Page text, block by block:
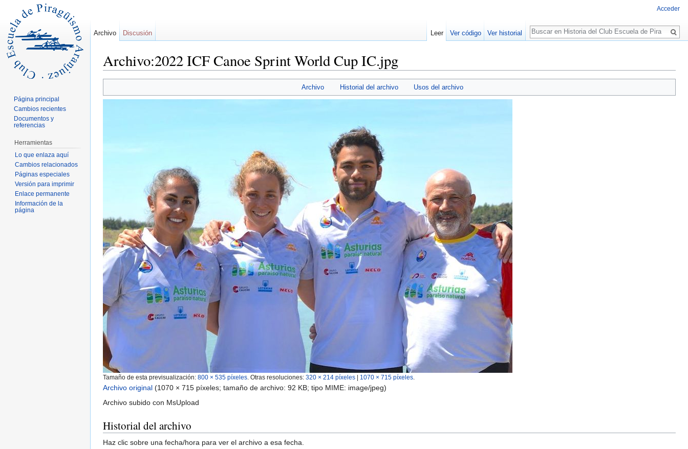
Archivo:2022 ICF Canoe Sprint World Cup IC.jpg
Archivo Historial del archivo Usos del archivo
Tamaño de esta previsualización: 800 × 535 píxeles Otras resoluciones: 320 × 214 píxeles 1070 × 715 píxeles
Archivo original (1070 × 715 píxeles; tamaño de archivo: 92 KB; tipo MIME: image/jpeg)
Archivo subido con MsUpload
Historial del archivo
Haz clic sobre una fecha/hora para ver el archivo a esa fecha.
Acceder
Archivo Discusión Leer Ver código Ver historial
Buscar
Página principal
Cambios recientes
Documentos y
referencias
Herramientas
Lo que enlaza aquí
Cambios relacionados
Páginas especiales
Versión para imprimir
Enlace permanente
Información de la
página